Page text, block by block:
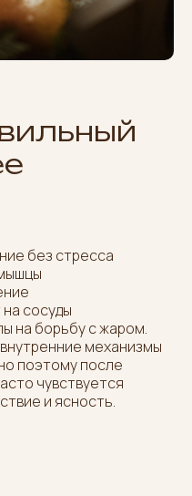
без стресса
сосуды
на борьбу с жаром.
механизмы
поэтому после
чувствуется
и ясность.